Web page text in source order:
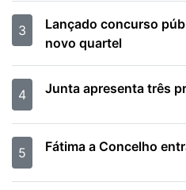
3
Lançado concurso
novo quartel
4 Junta apresenta três
5 Fátima a Concelho